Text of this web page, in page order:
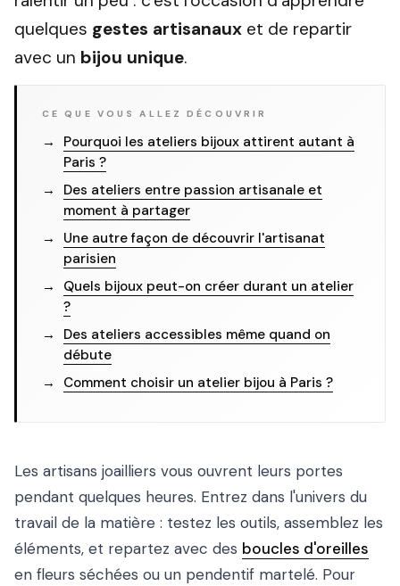
quelques gestes artisanaux et de repartir
avec un bijou unique.
CE QUE VOUS ALLEZ DÉCOUVRIR
Pourquoi les ateliers bijoux attirent autant à
Paris ?
Des ateliers entre passion artisanale et
moment à partager
Une autre façon de découvrir l'artisanat
parisien
Quels bijoux peut-on créer durant un atelier
?
Des ateliers accessibles même quand on
débute
Comment choisir un atelier bijou à Paris ?
Les artisans joailliers vous ouvrent leurs portes
pendant quelques heures. Entrez dans l'univers du
travail de la matière : testez les outils, assemblez les
éléments, et repartez avec des boucles d'oreilles
en fleurs séchées ou un pendentif martelé. Pour